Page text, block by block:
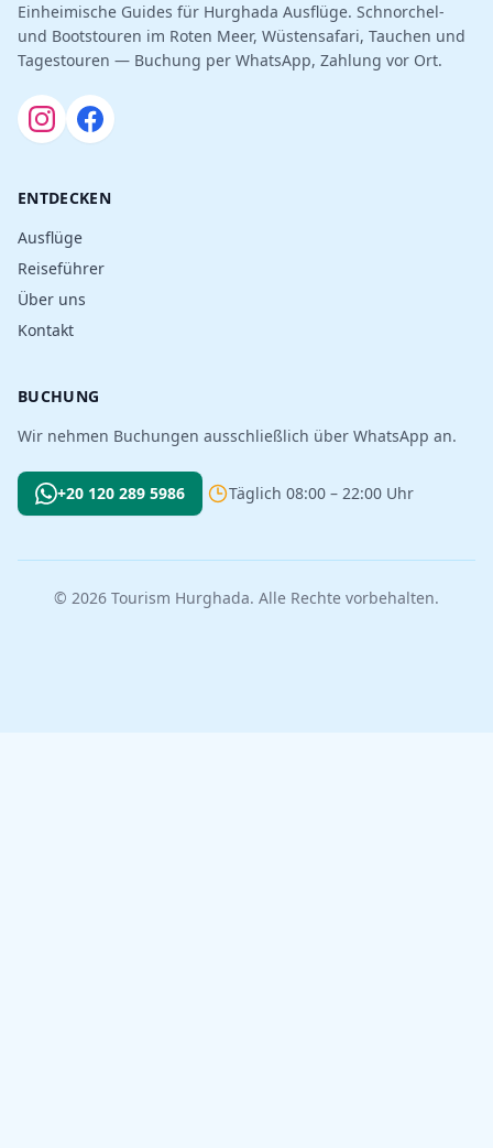
Einheimische Guides für Hurghada Ausflüge. Schnorchel-
und Bootstouren im Roten Meer, Wüstensafari, Tauchen und
Tagestouren — Buchung per WhatsApp, Zahlung vor Ort.
ENTDECKEN
Ausflüge
Reiseführer
Über uns
Kontakt
BUCHUNG
Wir nehmen Buchungen ausschließlich über WhatsApp an.
+20 120 289 5986 Täglich 08:00 – 22:00 Uhr
© 2026 Tourism Hurghada. Alle Rechte vorbehalten.